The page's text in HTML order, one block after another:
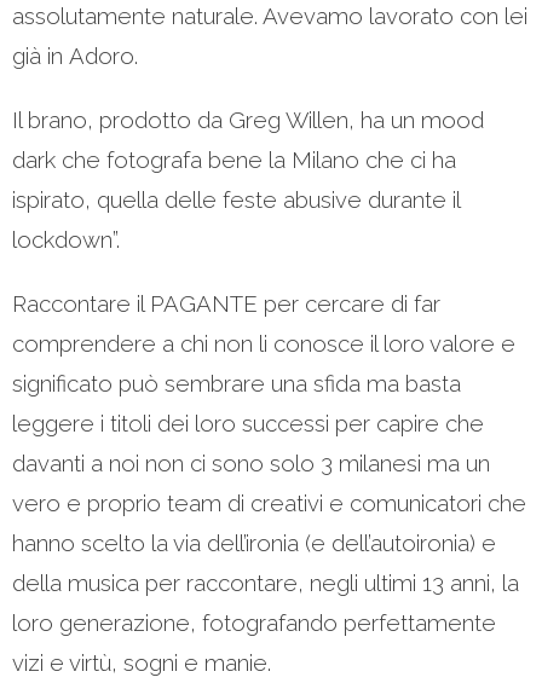
assolutamente naturale. Avevamo lavorato con lei
già in Adoro.
Il brano, prodotto da Greg Willen, ha un mood
dark che fotografa bene la Milano che ci ha
ispirato, quella delle feste abusive durante il
lockdown”.
Raccontare il PAGANTE per cercare di far
comprendere a chi non li conosce il loro valore e
significato può sembrare una sfida ma basta
leggere i titoli dei loro successi per capire che
davanti a noi non ci sono solo 3 milanesi ma un
vero e proprio team di creativi e comunicatori che
hanno scelto la via dell’ironia (e dell’autoironia) e
della musica per raccontare, negli ultimi 13 anni, la
loro generazione, fotografando perfettamente
vizi e virtù, sogni e manie.